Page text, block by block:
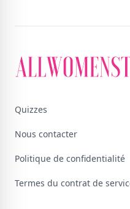
Quizzes
Nous contacter
Politique de confidentialité
Termes du contrat de